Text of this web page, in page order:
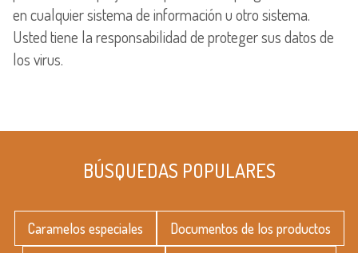
en cualquier sistema de información u otro sistema.
Usted tiene la responsabilidad de proteger sus datos de
los virus.
BÚSQUEDAS POPULARES
Caramelos especiales
Documentos de los productos